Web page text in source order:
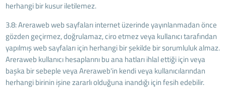
herhangi bir kusur iletilemez.
3.8: Areraweb web sayfaları internet üzerinde yayınlanmadan önce
gözden geçirmez, doğrulamaz, ciro etmez veya kullanıcı tarafından
yapılmış web sayfaları için herhangi bir şekilde bir sorumluluk almaz.
Areraweb kullanıcı hesaplarını bu ana hatları ihlal ettiği için veya
başka bir sebeple veya Areraweb'in kendi veya kullanıcılarından
herhangi birinin işine zararlı olduğuna inandığı için fesih edebilir.